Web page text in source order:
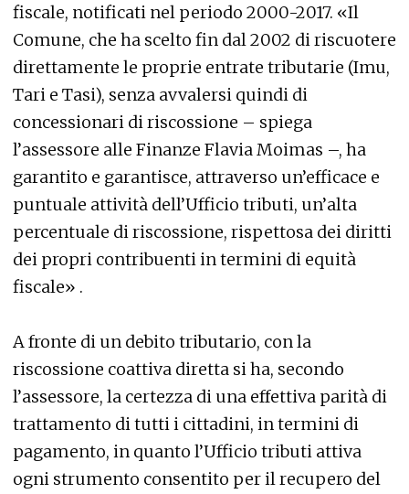
fiscale, notificati nel periodo 2000-2017. «Il
Comune, che ha scelto fin dal 2002 di riscuotere
direttamente le proprie entrate tributarie (Imu,
Tari e Tasi), senza avvalersi quindi di
concessionari di riscossione – spiega
l’assessore alle Finanze Flavia Moimas –, ha
garantito e garantisce, attraverso un’efficace e
puntuale attività dell’Ufficio tributi, un’alta
percentuale di riscossione, rispettosa dei diritti
dei propri contribuenti in termini di equità
fiscale» .
A fronte di un debito tributario, con la
riscossione coattiva diretta si ha, secondo
l’assessore, la certezza di una effettiva parità di
trattamento di tutti i cittadini, in termini di
pagamento, in quanto l’Ufficio tributi attiva
ogni strumento consentito per il recupero del